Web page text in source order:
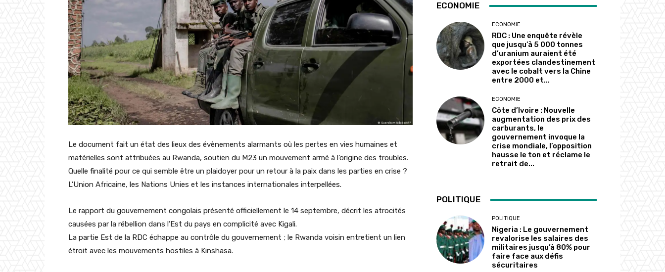
Le document fait un état des lieux des évènements alarmants où les pertes en vies humaines et
matérielles sont attribuées au Rwanda, soutien du M23 un mouvement armé à l’origine des troubles.
Quelle finalité pour ce qui semble être un plaidoyer pour un retour à la paix dans les parties en crise ?
L’Union Africaine, les Nations Unies et les instances internationales interpellées.
Le rapport du gouvernement congolais présenté officiellement le 14 septembre, décrit les atrocités
causées par la rébellion dans l’Est du pays en complicité avec Kigali.
La partie Est de la RDC échappe au contrôle du gouvernement ; le Rwanda voisin entretient un lien
étroit avec les mouvements hostiles à Kinshasa.
ECONOMIE
ECONOMIE
RDC : Une enquête révèle
que jusqu’à 5 000 tonnes
d’uranium auraient été
exportées clandestinement
avec le cobalt vers la Chine
entre 2000 et...
ECONOMIE
Côte d’Ivoire : Nouvelle
augmentation des prix des
carburants, le
gouvernement invoque la
crise mondiale, l’opposition
hausse le ton et réclame le
retrait de...
POLITIQUE
POLITIQUE
Nigeria : Le gouvernement
revalorise les salaires des
militaires jusqu’à 80% pour
faire face aux défis
sécuritaires